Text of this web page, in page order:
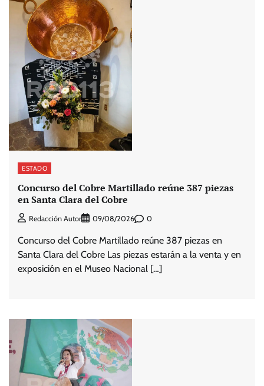
ESTADO
Concurso del Cobre Martillado reúne 387 piezas
en Santa Clara del Cobre
Redacción Autor 09/08/2026 0
Concurso del Cobre Martillado reúne 387 piezas en
Santa Clara del Cobre Las piezas estarán a la venta y en
exposición en el Museo Nacional […]